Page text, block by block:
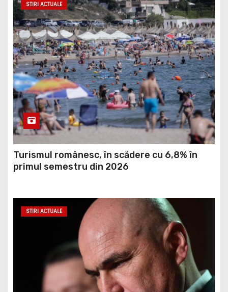
STIRI ACTUALE
Turismul românesc, în scădere cu 6,8% în
primul semestru din 2026
STIRI ACTUALE